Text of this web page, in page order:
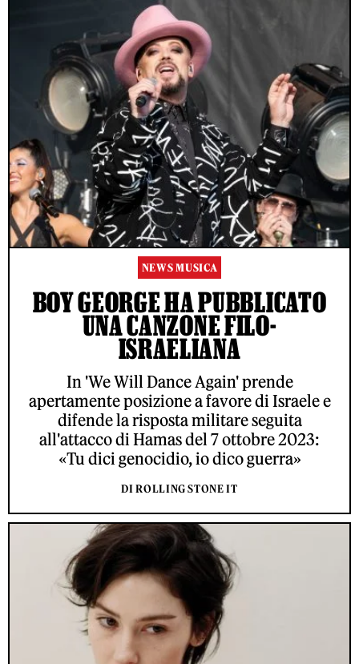
NEWS MUSICA
BOY GEORGE HA PUBBLICATO
UNA CANZONE FILO-
ISRAELIANA
In 'We Will Dance Again' prende
apertamente posizione a favore di Israele e
difende la risposta militare seguita
all'attacco di Hamas del 7 ottobre 2023:
«Tu dici genocidio, io dico guerra»
DI ROLLING STONE IT